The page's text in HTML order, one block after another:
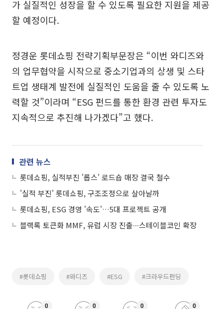
가 실질적인 성장을 할 수 있도록 필요한 지원을 제공
할 예정이다.
정경운 롯데쇼핑 전략기획부문장은 “이번 와디즈와
의 업무협약을 시작으로 중소기업과의 상생 및 스타
트업 생태계 발전에 실질적인 도움을 줄 수 있도록 노
력할 것”이라며 “ESG 펀드를 통한 환경 관련 투자도
지속적으로 추진해 나가겠다”고 했다.
관련 뉴스
롯데쇼핑, 실적부진 '롭스' 로드숍 매장 결국 철수
'실적 부진' 롯데쇼핑, 구조조정으로 살아날까
롯데쇼핑, ESG 경영 '속도'…5대 프로젝트 공개
블랙록 토큰화 MMF, 유럽 시장 진출∙∙∙스테이블코인 확장
#롯데쇼핑 #와디즈 #ESG #크라우드펀딩
0 0 0 0